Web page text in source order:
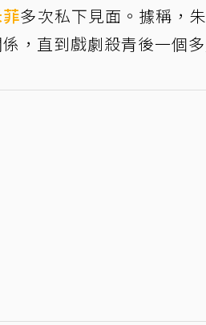
多次私下見面。據稱，
，直到戲劇殺青後一個